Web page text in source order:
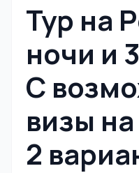
Тур на
ночи и
С
визы
2